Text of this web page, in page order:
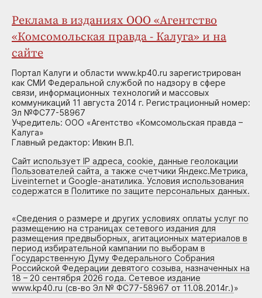
Реклама в изданиях ООО «Агентство
«Комсомольская правда - Калуга» и на
сайте
Портал Калуги и области www.kp40.ru зарегистрирован
как СМИ Федеральной службой по надзору в сфере
связи, информационных технологий и массовых
коммуникаций 11 августа 2014 г. Регистрационный номер:
Эл №ФС77-58967
Учредитель: ООО «Агентство «Комсомольская правда –
Калуга»
Главный редактор: Ивкин В.П.
Сайт использует IP адреса, cookie, данные геолокации
Пользователей сайта, а также счетчики Яндекс.Метрика,
Liveinternet и Google-анатилика. Условия использования
содержатся в Политике по защите персональных данных.
«Сведения о размере и других условиях оплаты услуг по
размещению на страницах сетевого издания для
размещения предвыборных, агитационных материалов в
период избирательной кампании по выборам в
Государственную Думу Федерального Собрания
Российской Федерации девятого созыва, назначенных на
18 – 20 сентября 2026 года. Сетевое издание
www.kp40.ru (св-во Эл № ФС77-58967 от 11.08.2014г.)»